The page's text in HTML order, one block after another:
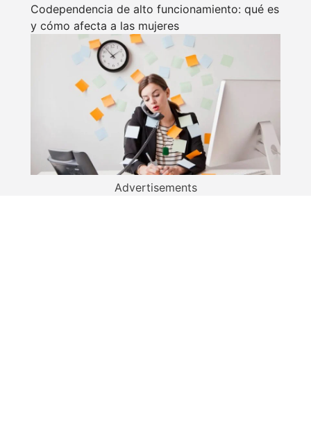
Codependencia de alto funcionamiento: qué es
y cómo afecta a las mujeres
Advertisements